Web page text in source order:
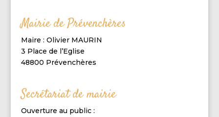
Mairie de Prévenchères
Maire : Olivier MAURIN
3 Place de l’Eglise
48800 Prévenchères
Secrétariat de mairie
Ouverture au public :